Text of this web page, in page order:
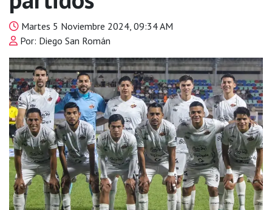
Martes 5 Noviembre 2024, 09:34 AM
Por: Diego San Román